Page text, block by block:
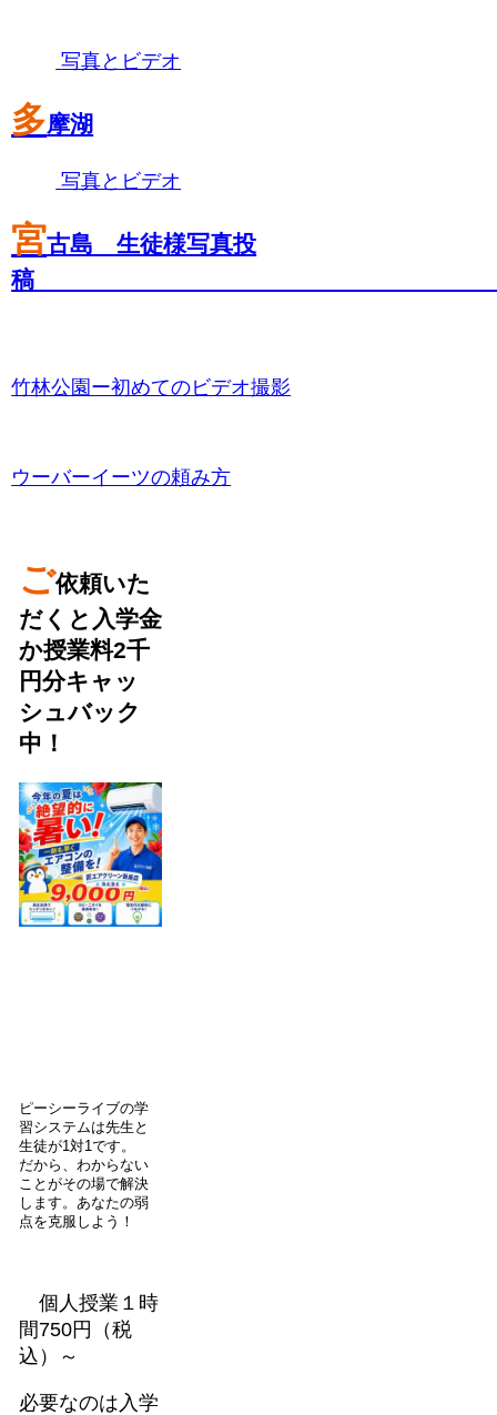
写真とビデオ
多摩湖
写真とビデオ
宮古島 生徒様写真投
竹林公園ー初めてのビデオ撮影
ウーバーイーツの頼み方
ご依頼いた
だくと入学金
か授業料2千
円分キャッ
シュバック
中！
ピーシーライブの学
習システムは先生と
生徒が1対1です。
だから、わからない
ことがその場で解決
します。あなたの弱
点を克服しよう！
個人授業１時
間750円（税
込）～
必要なのは入学